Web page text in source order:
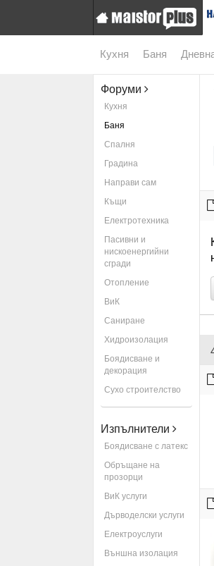
Кухня Баня
Форуми
Кухня
Баня
Спалня
Градина
Направи сам
Къщи
Електротехника
Пасивни и
нискоенергийни
сгради
Отопление
ВиК
Саниране
Хидроизолация
Боядисване и
декорация
Сухо строителство
Изпълнители
Боядисване с латекс
Обръщане на
прозорци
ВиК услуги
Дърводелски услуги
Електроуслуги
Външна изолация